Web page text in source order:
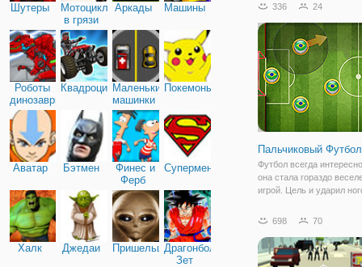
Шутеры
Мотоциклы
в грязи
Аркады Машины
Роботы
динозавры
КвадроциклыМаленькие
машинки
Покемоны
Аватар Бэтмен
Финес и
Ферб
Супермен
Халк Джедаи ПришельцыДрагонболл
Зет
336
24
Пальчиковый Футбол
Футбол всегда
она стала гораздо
игрой. Цель и ударил
оппоненты. Вы можете
своего противника с
698 70